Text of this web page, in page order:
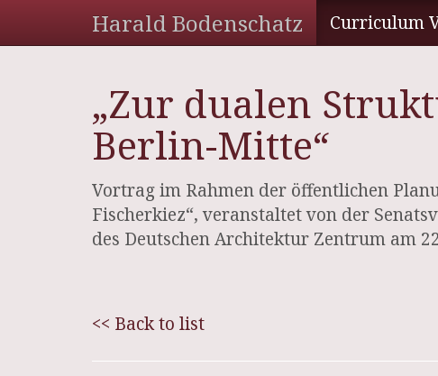
Harald Bodenschatz Curriculum
„Zur dualen
Berlin-Mitte“
Vortrag im Rahmen der öffentlichen
Fischerkiez“, veranstaltet von der
des Deutschen Architektur Zentrum am
<< Back to list